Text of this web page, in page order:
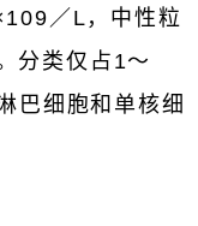
／L，中性粒
分类仅占1～
巴细胞和单核细